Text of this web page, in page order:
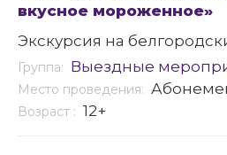
вкусное мороженное»
Экскурсия на
Группа: Выездные
Место проведения:
Возраст : 12+